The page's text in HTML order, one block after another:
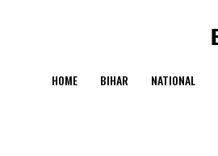
HOME BIHAR NATIONAL